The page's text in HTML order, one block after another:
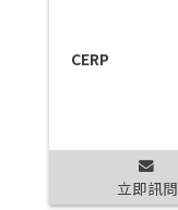
CERP
立即訊問